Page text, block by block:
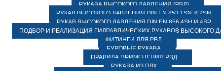
РУКАВА ВЫСОКОГО ДАВЛЕНИЯ (РВД)
РУКАВ ВЫСОКОГО ДАВЛЕНИЯ DIN EN 853 1SN И 2SN
РУКАВ ВЫСОКОГО ДАВЛЕНИЯ DIN EN 856 4SH И 4SP
ПОДБОР И РЕАЛИЗАЦИЯ ГИДРАВЛИЧЕСКИХ РУКАВОВ ВЫСОКОГО
ФИТИНГИ ДЛЯ РВД
БУРОВЫЕ РУКАВА
ПРАВИЛА ПРИМЕНЕНИЯ РВД
РУКАВА ИЗ ПВХ